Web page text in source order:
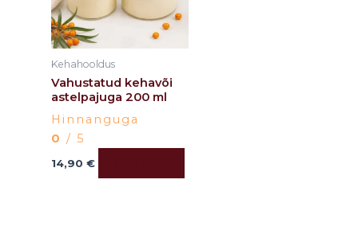
Kehahooldus
Vahustatud kehavõi
astelpajuga 200 ml
Hinnanguga
0 / 5
14,90 €